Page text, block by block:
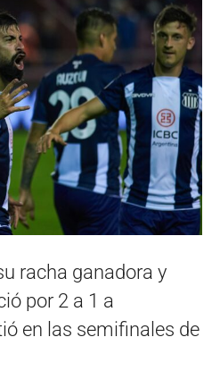
racha ganadora y
por 2 a 1 a
en las semifinales de